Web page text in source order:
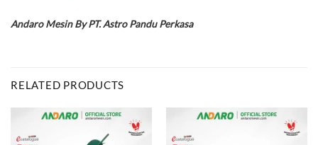
Andaro Mesin By PT. Astro Pandu Perkasa
RELATED PRODUCTS